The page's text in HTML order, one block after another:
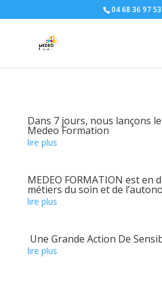
04 68 36 97 53
Dans 7 jours, nous lançons
Medeo Formation
lire plus
MEDEO FORMATION est en
métiers du soin et de
lire plus
Une Grande Action De
lire plus